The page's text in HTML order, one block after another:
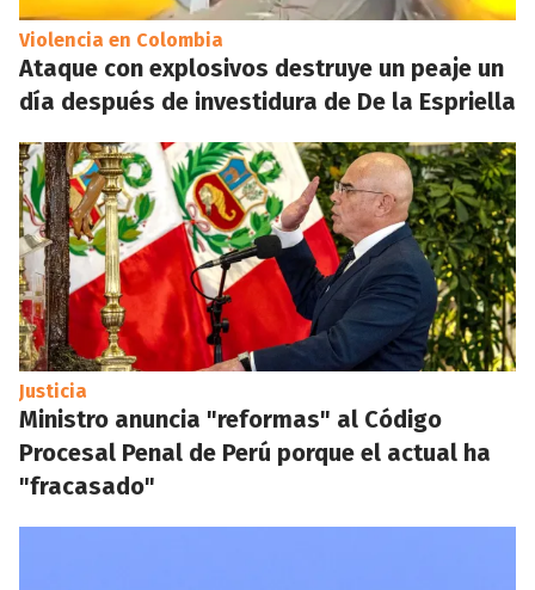
Violencia en Colombia
Ataque con explosivos destruye un peaje un
día después de investidura de De la Espriella
Justicia
Ministro anuncia "reformas" al Código
Procesal Penal de Perú porque el actual ha
"fracasado"